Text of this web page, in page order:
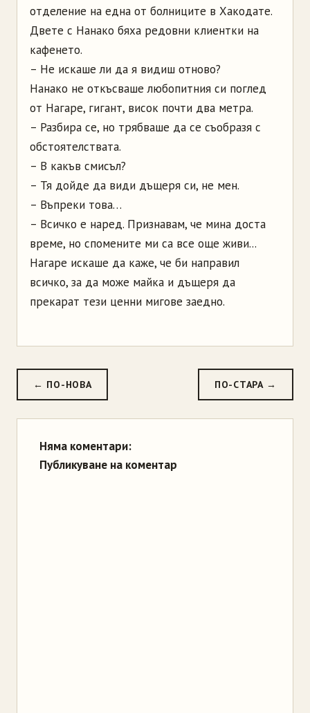
отделение на една от болниците в Хакодате.
Двете с Нанако бяха редовни клиентки на
кафенето.
– Не искаше ли да я видиш отново?
Нанако не откъсваше любопитния си поглед
от Нагаре, гигант, висок почти два метра.
– Разбира се, но трябваше да се съобразя с
обстоятелствата.
– В какъв смисъл?
– Тя дойде да види дъщеря си, не мен.
– Въпреки това…
– Всичко е наред. Признавам, че мина доста
време, но спомените ми са все още живи...
Нагаре искаше да каже, че би направил
всичко, за да може майка и дъщеря да
прекарат тези ценни мигове заедно.
← ПО-НОВА ПО-СТАРА →
Няма коментари:
Публикуване на коментар